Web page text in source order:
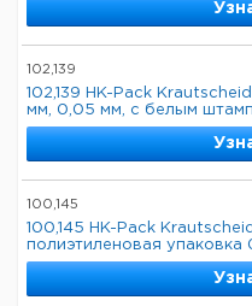
102,139
102,139 HK-Pack
мм, 0,05 мм, с белым
100,145
100,145 HK-Pack
полиэтиленовая упаковка